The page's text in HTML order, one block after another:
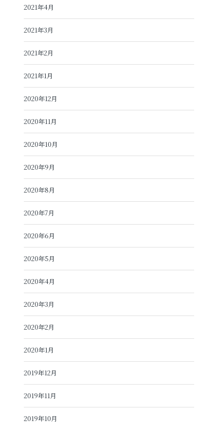
2021年4月
2021年3月
2021年2月
2021年1月
2020年12月
2020年11月
2020年10月
2020年9月
2020年8月
2020年7月
2020年6月
2020年5月
2020年4月
2020年3月
2020年2月
2020年1月
2019年12月
2019年11月
2019年10月